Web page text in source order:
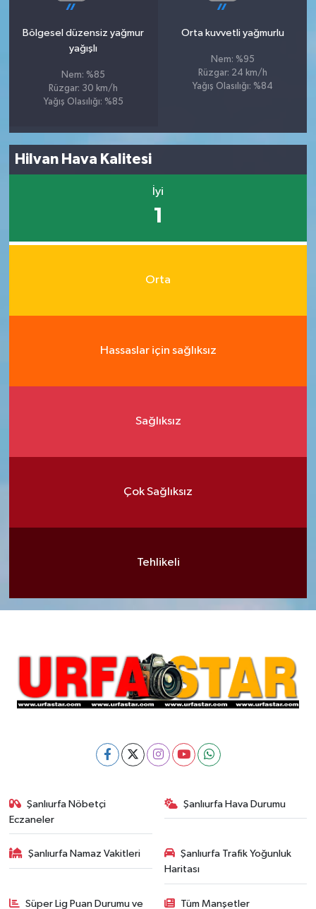
Bölgesel düzensiz yağmur
yağışlı
Nem: %85
Rüzgar: 30 km/h
Yağış Olasılığı: %85
Orta kuvvetli yağmurlu
Nem: %95
Rüzgar: 24 km/h
Yağış Olasılığı: %84
Hilvan Hava Kalitesi
İyi
1
Orta
Hassaslar için sağlıksız
Sağlıksız
Çok Sağlıksız
Tehlikeli
Şanlıurfa Nöbetçi
Eczaneler
Şanlıurfa Hava Durumu
Şanlıurfa Namaz Vakitleri
Şanlıurfa Trafik Yoğunluk
Haritası
Süper Lig Puan Durumu ve Tüm Manşetler